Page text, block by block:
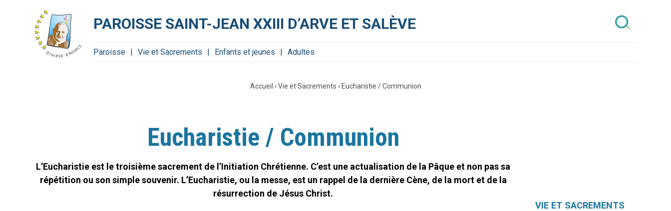
PAROISSE SAINT-JEAN XXIII D’ARVE ET SALÈVE
Paroisse Vie et Sacrements Enfants et jeunes Adultes
Accueil ›Vie et Sacrements › Eucharistie / Communion
Navigation
VIE ET SACREMENTS
Eucharistie / Communion
L’Eucharistie est le troisième sacrement de l’Initiation Chrétienne. C’est une actualisation de la Pâque et non pas sa
répétition ou son simple souvenir. L’Eucharistie, ou la messe, est un rappel de la dernière Cène, de la mort et de la
résurrection de Jésus Christ.